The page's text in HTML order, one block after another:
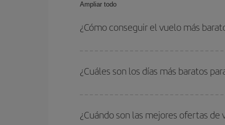
Ampliar todo
¿Cómo conseguir el vuelo más
fechas y horarios de ida y vuelta.
¿Cuáles son los días más baratos
quieres ir y en qué fechas habías pensado
para que puedas encontrar la mejor oferta.
¿Cuándo son las mejores ofertas de